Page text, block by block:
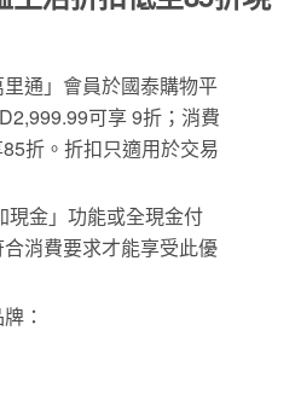
通」會員於國泰購物平
可享 9折；消費
折。折扣只適用於交易
現金」功能或全現金付
消費要求才能享受此優
：